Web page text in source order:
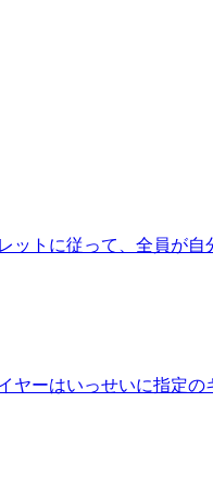
トに従って、全員が
ーはいっせいに指定